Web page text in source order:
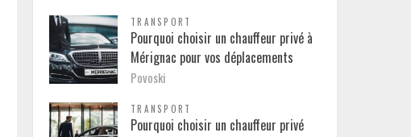
TRANSPORT
Pourquoi choisir un chauffeur privé à
Mérignac pour vos déplacements
Povoski
TRANSPORT
Pourquoi choisir un chauffeur privé